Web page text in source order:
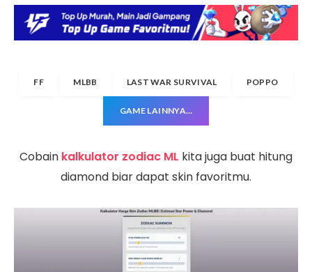
FF MLBB LAST WAR SURVIVAL POPPO
GAME LAINNYA…
Cobain kalkulator zodiac ML kita juga buat hitung
diamond biar dapat skin favoritmu.